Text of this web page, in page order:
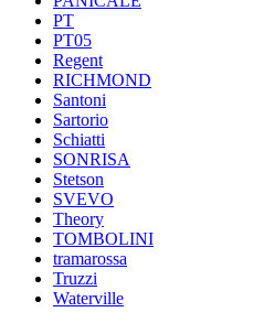
PT
PT05
Regent
RICHMOND
Santoni
Sartorio
Schiatti
SONRISA
Stetson
SVEVO
Theory
TOMBOLINI
tramarossa
Truzzi
Waterville